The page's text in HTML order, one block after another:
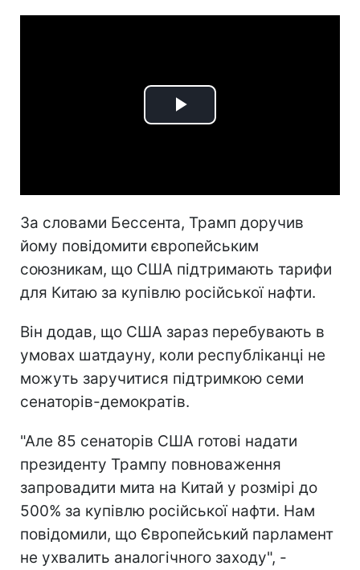
Play
За словами Бессента, Трамп доручив
йому повідомити європейським
союзникам, що США підтримають тарифи
для Китаю за купівлю російської нафти.
Він додав, що США зараз перебувають в
умовах шатдауну, коли республіканці не
можуть заручитися підтримкою семи
сенаторів-демократів.
"Але 85 сенаторів США готові надати
президенту Трампу повноваження
запровадити мита на Китай у розмірі до
500% за купівлю російської нафти. Нам
повідомили, що Європейський парламент
не ухвалить аналогічного заходу", -